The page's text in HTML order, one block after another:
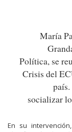
María
Política, se
Crisis del
socializar
En su